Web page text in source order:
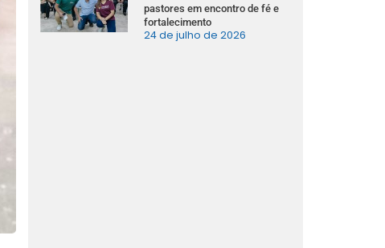
pastores em encontro de fé e
fortalecimento
24 de julho de 2026